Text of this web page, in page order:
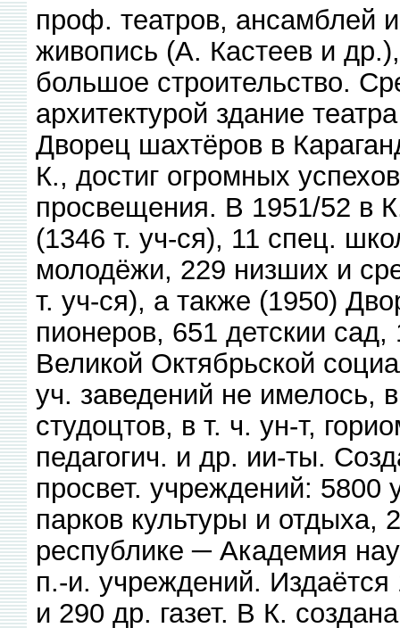
проф. театров, ансамблей
живопись (А. Кастеев и
большое строительство.
архитектурой здание
Дворец шахтёров в
К., достиг огромных
просвещения. В 1951/52 в
(1346 т. уч-ся), 11 спец.
молодёжи, 229 низших и
т. уч-ся), а также (1950)
пионеров, 651 детскии
Великой Октябрьской
уч. заведений не имелось,
студоцтов, в т. ч. ун-т,
педагогич. и др. ии-ты.
просвет. учреждений: 5800
парков культуры и отдыха,
республике ─ Академия
п.-и. учреждений.
и 290 др. газет. В К.